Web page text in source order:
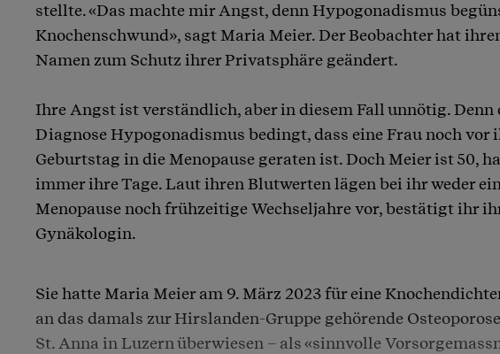
stellte. «Das machte mir Angst, denn Hypogonadismus
Knochenschwund», sagt Maria Meier. Der Beobachter hat
Namen zum Schutz ihrer Privatsphäre geändert.
Ihre Angst ist verständlich, aber in diesem Fall unnötig. Denn
Diagnose Hypogonadismus bedingt, dass eine Frau noch vor
Geburtstag in die Menopause geraten ist. Doch Meier ist 50,
immer ihre Tage. Laut ihren Blutwerten lägen bei ihr weder
Menopause noch frühzeitige Wechseljahre vor, bestätigt ihr
Gynäkologin.
Sie hatte Maria Meier am 9. März 2023 für eine
an das damals zur Hirslanden-Gruppe gehörende
St. Anna in Luzern überwiesen – als «sinnvolle